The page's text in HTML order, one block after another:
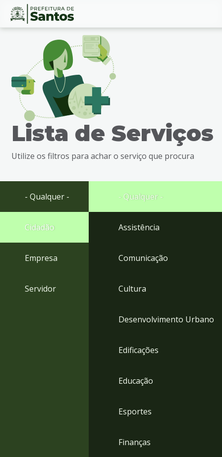
Ir
busca
Ir
rodapé
Conteúdo
Lista de Serviços
Utilize os filtros para achar o serviço que procura
- Qualquer -
Cidadão
Empresa
Servidor
- Qualquer -
Assistência
Comunicação
Cultura
Desenvolvimento Urbano
Edificações
Educação
Esportes
Finanças